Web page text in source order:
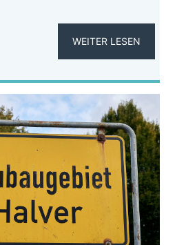
WEITER LESEN